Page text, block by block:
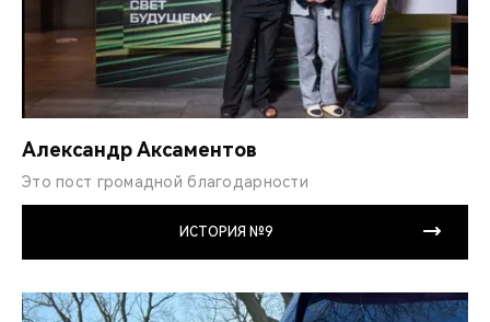
Александр Аксаментов
Это пост громадной благодарности
ИСТОРИЯ №9